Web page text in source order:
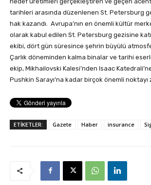
tarihleri arasında düzenlenen St. Petersburg
hak kazandı. Avrupa’nın en önemli kültür
olarak kabul edilen St. Petersburg gezisine
ekibi, dört gün süresince şehrin büyülü
Çarlık döneminden kalma binalar ve tarihi
ekip, Mikhailovski Kalesi’nden Isaac
Pushkin Sarayı’na kadar birçok önemli noktayı
ETİKETLER: Gazete Haber insurance